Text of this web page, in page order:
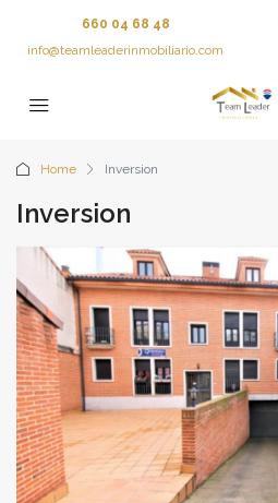
660 04 68 48
info@teamleaderinmobiliario.com
Home Inversion
Inversion